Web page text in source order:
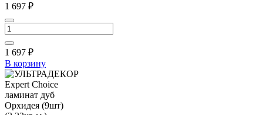
1 697 ₽
1 697 ₽
В корзину